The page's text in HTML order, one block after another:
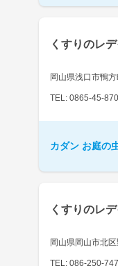
くすりのレ
岡山県浅口市鴨
TEL: 0865-45-
カダン お庭の
くすりのレ
岡山県岡山市北
TEL: 086-250-